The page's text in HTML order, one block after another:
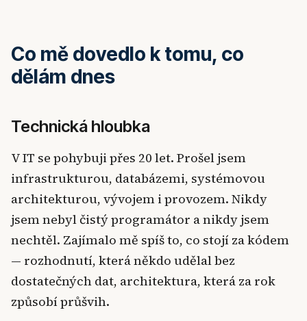
Co mě dovedlo k tomu, co
dělám dnes
Technická hloubka
V IT se pohybuji přes 20 let. Prošel jsem
infrastrukturou, databázemi, systémovou
architekturou, vývojem i provozem. Nikdy
jsem nebyl čistý programátor a nikdy jsem
nechtěl. Zajímalo mě spíš to, co stojí za kódem
— rozhodnutí, která někdo udělal bez
dostatečných dat, architektura, která za rok
způsobí průšvih.